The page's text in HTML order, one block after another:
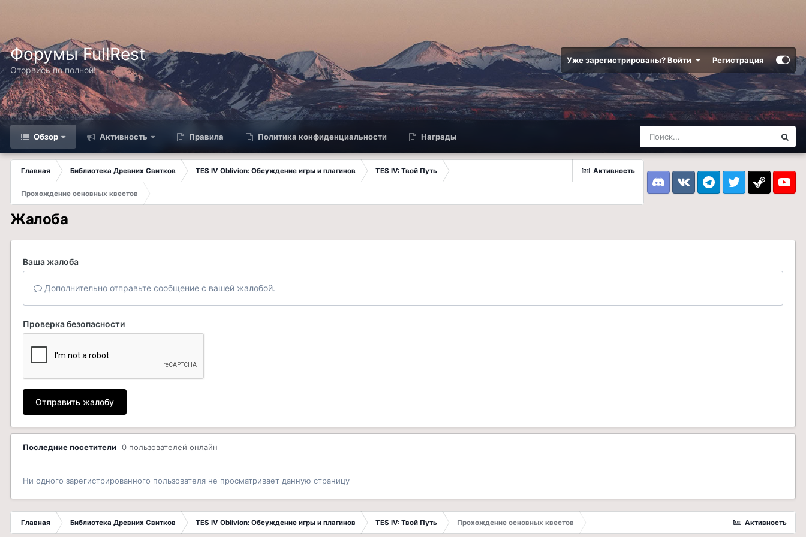
Форумы FullRest
Оторвись по полной!
Уже зарегистрированы? Войти Регистрация
Обзор Активность Правила Политика конфиденциальности Награды
Активность
Главная Библиотека Древних Свитков TES IV Oblivion: Обсуждение игры и плагинов TES IV: Твой Путь
Прохождение основных квестов DiscordVK TelegramTwitter Steam
Жалоба
Ваша жалоба
Дополнительно отправьте сообщение с вашей жалобой.
Проверка безопасности
Отправить жалобу
Последние посетители 0 пользователей онлайн
Ни одного зарегистрированного пользователя не просматривает данную страницу
Активность
Главная Библиотека Древних Свитков TES IV Oblivion: Обсуждение игры и плагинов TES IV: Твой Путь Прохождение основных квестов